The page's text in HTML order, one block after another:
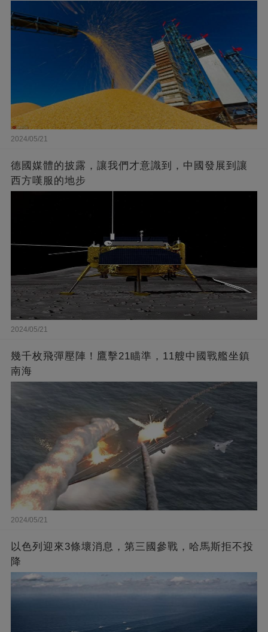
2024/05/21
德國媒體的披露，讓我們才意識到，中國發展到讓
西方嘆服的地步
2024/05/21
幾千枚飛彈壓陣！鷹擊21瞄準，11艘中國戰艦坐鎮
南海
2024/05/21
以色列迎來3條壞消息，第三國參戰，哈馬斯拒不投
降